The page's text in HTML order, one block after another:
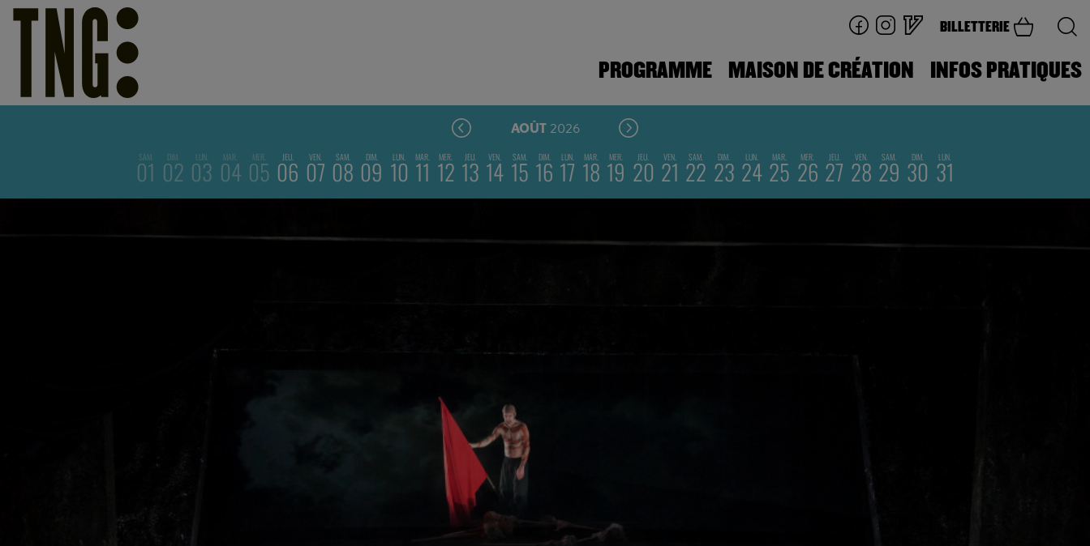
BILLETTERIE
PROGRAMME MAISON DE CRÉATION INFOS PRATIQUES
AOÛT 2026
SAM.
01 DIM.
02 LUN.
03 MAR.
04 MER.
05 JEU.
06 VEN.
07 SAM.
08 DIM.
09 LUN.
10 MAR.
11 MER.
12 JEU.
13 VEN.
14 SAM.
15 DIM.
16 LUN.
17 MAR.
18 MER.
19 JEU.
20 VEN.
21 SAM.
22 DIM.
23 LUN.
24 MAR.
25 MER.
26 JEU.
27 VEN.
28 SAM.
29 DIM.
30 LUN.
31